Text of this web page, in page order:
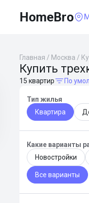
HomeBro
Главная / Москва /
Купить
15 квартир По
Тип жилья
Квартира
Какие варианты
Новостройки
Все варианты